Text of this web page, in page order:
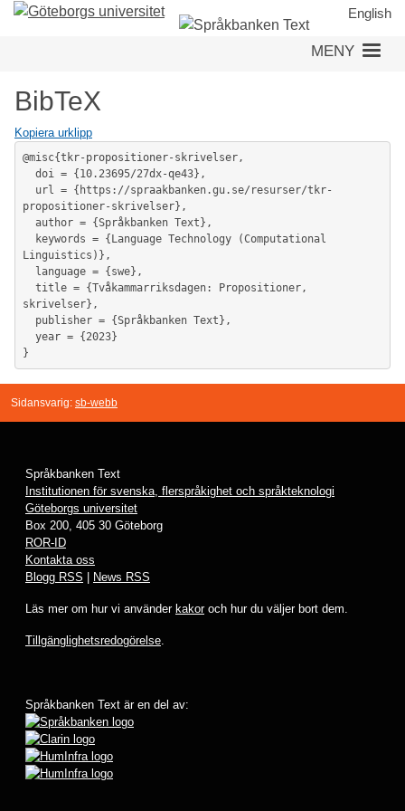
Hoppa
English
MENY
BibTeX
Kopiera urklipp
@misc{tkr-propositioner-skrivelser,
propositioner-skrivelser},
Linguistics)},
skrivelser},
}
Sidansvarig: sb-webb
Språkbanken Text
Institutionen för svenska, flerspråkighet och språkteknologi
Göteborgs universitet
Box 200, 405 30 Göteborg
ROR-ID
Kontakta oss
Blogg RSS
News RSS
Läs mer om hur vi använder kakoroch hur du väljer bort dem.
Tillgänglighetsredogörelse.
Språkbanken Text är en del av: